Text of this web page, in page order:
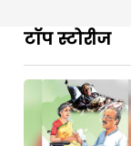
टॉप स्टोरीज